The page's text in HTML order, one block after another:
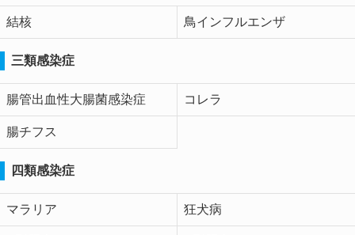
結核 鳥インフルエンザ
三類感染症
腸管出血性大腸菌感染症 コレラ
腸チフス
四類感染症
マラリア 狂犬病